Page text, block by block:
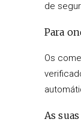
de
Para
Os
As